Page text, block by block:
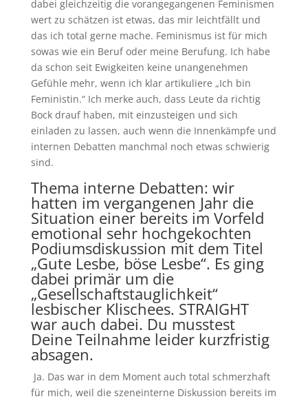
dabei gleichzeitig die vorangegangenen Feminismen
wert zu schätzen ist etwas, das mir leichtfällt und
das ich total gerne mache. Feminismus ist für mich
sowas wie ein Beruf oder meine Berufung. Ich habe
da schon seit Ewigkeiten keine unangenehmen
Gefühle mehr, wenn ich klar artikuliere „Ich bin
Feministin.“ Ich merke auch, dass Leute da richtig
Bock drauf haben, mit einzusteigen und sich
einladen zu lassen, auch wenn die Innenkämpfe und
internen Debatten manchmal noch etwas schwierig
sind.
Thema interne Debatten: wir
hatten im vergangenen Jahr die
Situation einer bereits im Vorfeld
emotional sehr hochgekochten
Podiumsdiskussion mit dem Titel
„Gute Lesbe, böse Lesbe“. Es ging
dabei primär um die
„Gesellschaftstauglichkeit“
lesbischer Klischees. STRAIGHT
war auch dabei. Du musstest
Deine Teilnahme leider kurzfristig
absagen.
Ja. Das war in dem Moment auch total schmerzhaft
für mich, weil die szeneinterne Diskussion bereits im